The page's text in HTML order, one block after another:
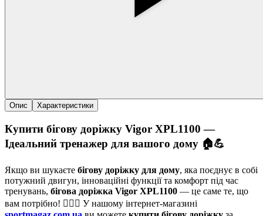
Опис Характеристики
Купити бігову доріжку Vigor XPL1100 —
Ідеальний тренажер для вашого дому 🏠💪
Якщо ви шукаєте бігову доріжку для дому, яка поєднує в собі
потужний двигун, інноваційні функції та комфорт під час
тренувань, бігова доріжка Vigor XPL1100 — це саме те, що
вам потрібно! 🏃‍♂️✨ У нашому інтернет-магазині